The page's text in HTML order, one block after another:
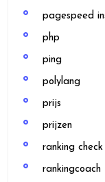
pagespeed
php
ping
polylang
prijs
prijzen
ranking check
rankingcoach